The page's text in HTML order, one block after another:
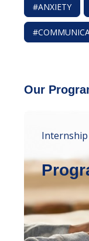
#ANXIETY
Our
Internship